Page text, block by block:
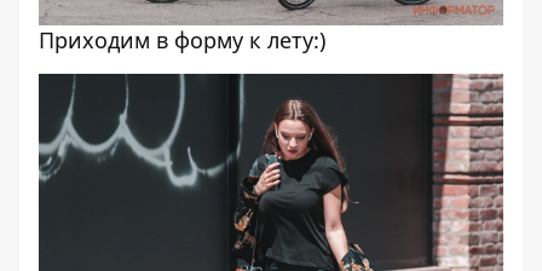
Приходим в форму к лету:)